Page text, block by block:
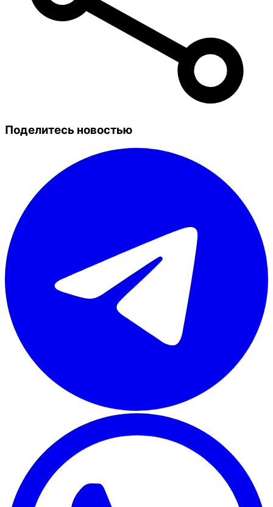
Поделитесь новостью